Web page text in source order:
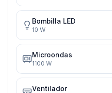
Bombilla LED
10 W
Microondas
1100 W
Ventilador